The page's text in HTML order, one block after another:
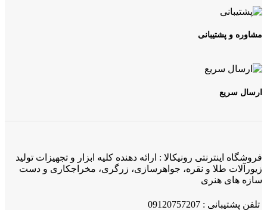
مشاوره و پشتیبانی
ارسال سریع
فروشگاه اینترنتی رونیکالا : ارائه دهنده کلیه ابزار و تجهیزات تولید
زیورآلات طلا و نقره، جواهرسازی، زرگری، مخراجکاری و دست
سازه های هنری
تلفن پشتیبانی : 09120757207